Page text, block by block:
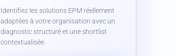
Identifiez les solutions EPM réellement
adaptées à votre organisation avec un
diagnostic structuré et une shortlist
contextualisée.